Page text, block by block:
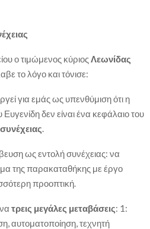
ο τιμώμενος κύριος Λεωνίδας
το λόγο και τόνισε:
για εμάς ως υπενθύμιση ότι η
δεν είναι ένα κεφάλαιο του
ως εντολή συνέχειας: να
της παρακαταθήκης με έργο
προοπτική.
τρεις μεγάλες μεταβάσεις: 1:
αυτοματοποίηση, τεχνητή